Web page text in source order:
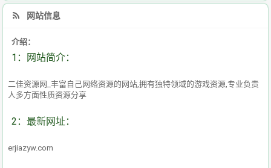
网站信息
介绍：
1：网站简介：
二佳资源网_丰富自己网络资源的网站,拥有独特领域的游戏资源,专业负责
人多方面性质资源分享
2：最新网址：
erjiazyw.com